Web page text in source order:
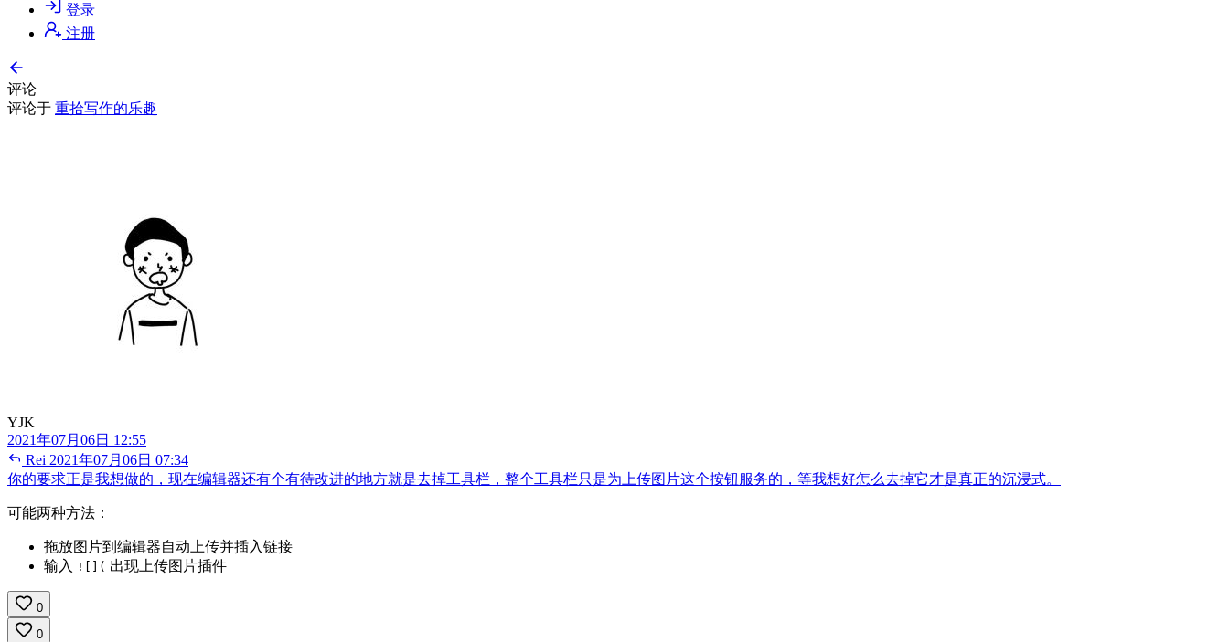
登录
注册
评论
评论于 重拾写作的乐趣
YJK
2021年07月06日 12:55
Rei 2021年07月06日 07:34
你的要求正是我想做的，现在编辑器还有个有待改进的地方就是去掉工具栏，整个工具栏只是为上传图片这个按钮服务的，等我想好怎么去掉它才是真正的沉浸式。
可能两种方法：
拖放图片到编辑器自动上传并插入链接
输入
![]( 出现上传图片插件
0
0